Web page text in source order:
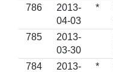
786
2013-
04-03
*
785
2013-
03-30
784
2013-
*